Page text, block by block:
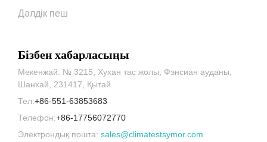
Дәлдік пеш
Бізбен хабарласыңы
Мекенжай: № 3215, Хухан тас жолы, Фэнсиан ауданы,
Шанхай, 231417, Қытай
Тел:+86-551-63853683
Телефон:+86-17756072770
Электрондық пошта: sales@climatestsymor.com